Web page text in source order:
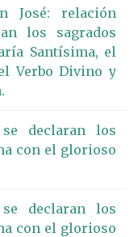
José: relación
los sagrados
Santísima, el
Verbo Divino y
declaran los
con el glorioso
declaran los
con el glorioso